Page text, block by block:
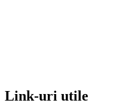
Link-uri utile